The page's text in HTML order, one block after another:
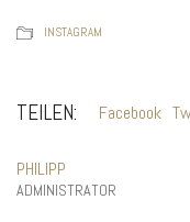
INSTAGRAM
TEILEN: Facebook
PHILIPP
ADMINISTRATOR